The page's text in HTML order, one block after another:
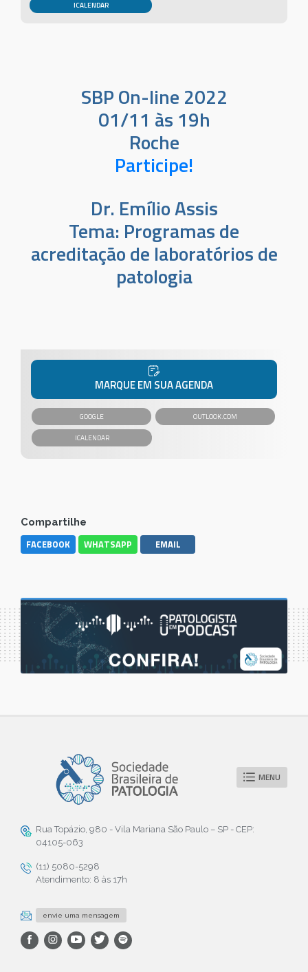
SBP On-line 2022
01/11 às 19h
Roche
Participe!
Dr. Emílio Assis
Tema: Programas de
acreditação de laboratórios de
patologia
MARQUE EM SUA AGENDA
GOOGLE OUTLOOK.COM
Compartilhe
FACEBOOK WHATSAPP EMAIL
MENU
Rua Topázio, 980 - Vila Mariana São Paulo – SP - CEP:
04105-063
(11) 5080-5298
Atendimento: 8 às 17h
envie uma mensagem